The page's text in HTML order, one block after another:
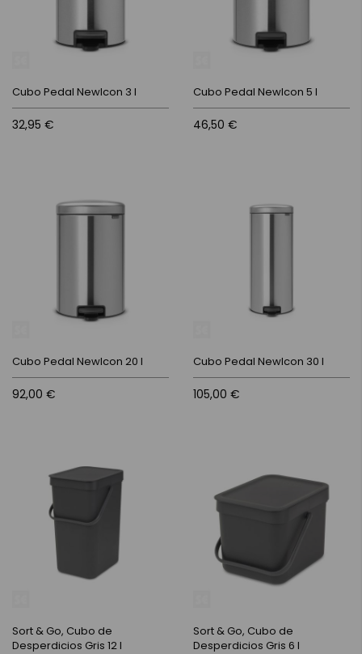
Cubo Pedal NewIcon 3 l
32,95 €
Cubo Pedal NewIcon 5 l
46,50 €
Cubo Pedal NewIcon 20 l
92,00 €
Cubo Pedal NewIcon 30 l
105,00 €
Sort & Go, Cubo de
Desperdicios Gris 12 l
Sort & Go, Cubo de
Desperdicios Gris 6 l